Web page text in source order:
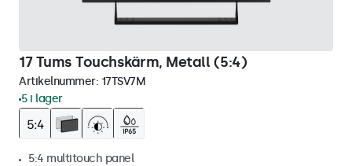
17 Tums Touchskärm, Metall (5:4)
Artikelnummer: 17TSV7M
5 i lager
5:4 multitouch panel